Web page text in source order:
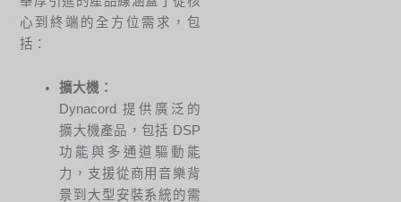
心到終端的全方位需求，包
括：
擴大機 ：
Dynacord 提供廣泛的
擴大機產品，包括 DSP
功能與多通道驅動能
力，支援從商用音樂背
景到大型安裝系統的需